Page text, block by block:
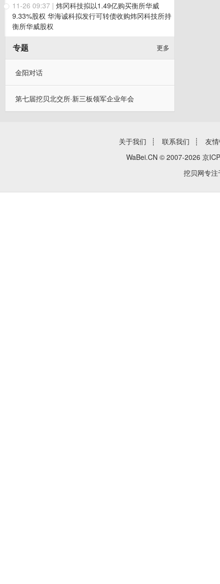
11-26 09:37 | 炜冈科技拟以1.49亿购买衡所华威
9.33%股权 华海诚科拟发行可转债收购炜冈科技所持
衡所华威股权
专题 更多
金阳对话
第七届挖贝北交所·新三板领军企业年会
关于我们 ┊ 联系我们 ┊
友
WaBei.CN © 2007-2026 京
挖贝网专